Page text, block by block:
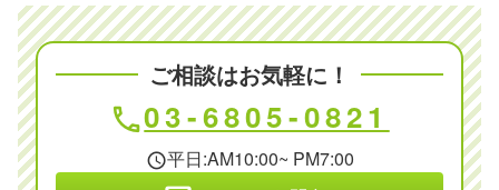
ご相談はお気軽に！
phone03-6805-0821
schedule平日:AM10:00~ PM7:00